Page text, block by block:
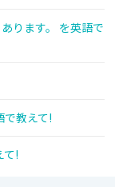
ります。 を英語で
で教えて!
て!